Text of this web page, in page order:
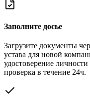
Заполните досье
Загрузите документы
устава для новой
удостоверение личности
проверка в течение 24ч.